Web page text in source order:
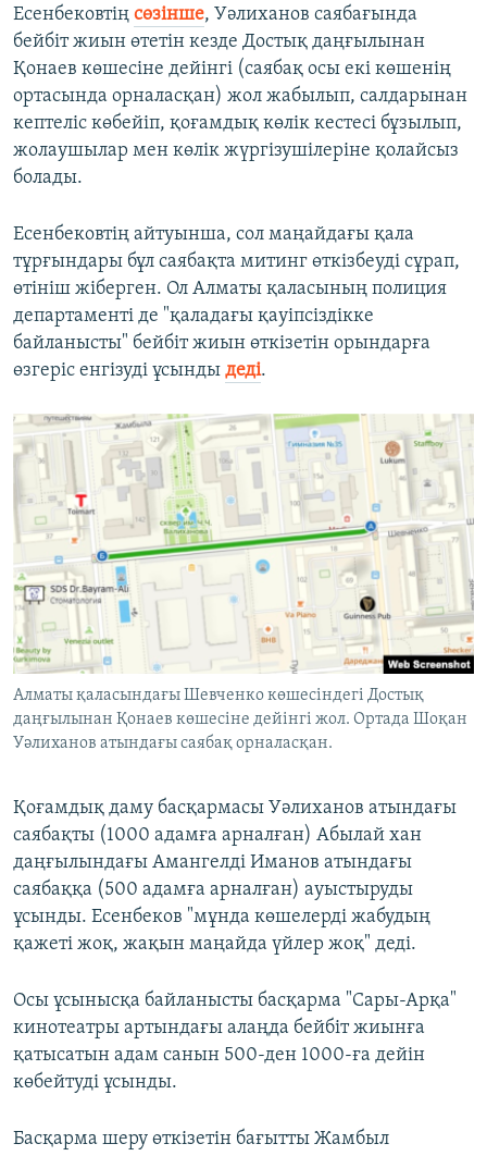
Есенбековтің сөзінше, Уәлиханов саябағында
бейбіт жиын өтетін кезде Достық даңғылынан
Қонаев көшесіне дейінгі (саябақ осы екі көшенің
ортасында орналасқан) жол жабылып, салдарынан
кептеліс көбейіп, қоғамдық көлік кестесі бұзылып,
жолаушылар мен көлік жүргізушілеріне қолайсыз
болады.
Есенбековтің айтуынша, сол маңайдағы қала
тұрғындары бұл саябақта митинг өткізбеуді сұрап,
өтініш жіберген. Ол Алматы қаласының полиция
департаменті де "қаладағы қауіпсіздікке
байланысты" бейбіт жиын өткізетін орындарға
өзгеріс енгізуді ұсынды деді.
Алматы қаласындағы Шевченко көшесіндегі Достық
даңғылынан Қонаев көшесіне дейінгі жол. Ортада Шоқан
Уәлиханов атындағы саябақ орналасқан.
Қоғамдық даму басқармасы Уәлиханов атындағы
саябақты (1000 адамға арналған) Абылай хан
даңғылындағы Амангелді Иманов атындағы
саябаққа (500 адамға арналған) ауыстыруды
ұсынды. Есенбеков "мұнда көшелерді жабудың
қажеті жоқ, жақын маңайда үйлер жоқ" деді.
Осы ұсынысқа байланысты басқарма "Сары-Арқа"
кинотеатры артындағы алаңда бейбіт жиынға
қатысатын адам санын 500-ден 1000-ға дейін
көбейтуді ұсынды.
Басқарма шеру өткізетін бағытты Жамбыл